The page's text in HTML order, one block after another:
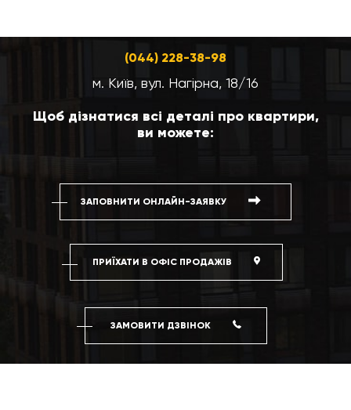
Щоб дізнатися всі деталі про квартири,
ви можете:
(044) 228-38-98
м. Київ, вул. Нагірна, 18/16
ЗАПОВНИТИ ОНЛАЙН-ЗАЯВКУ
ЗАМОВИТИ ДЗВІНОК
ПРИЇХАТИ В ОФІС ПРОДАЖІВ